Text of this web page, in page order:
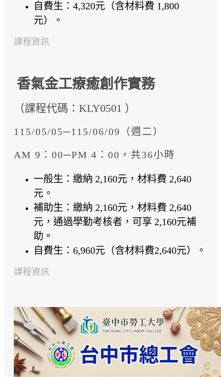
自費生：4,320元（含材料費 1,800
元）。
課程資訊
香氣金工療癒創作實務
（課程代碼：KLY0501 ）
115/05/05─115/06/09（週二）
AM 9：00─PM 4：00，共36小時
一般生：繳納 2,160元，材料費 2,640
元。
補助生：繳納 2,160元，材料費 2,640
元，通過學勤考核者，可享 2,160元補
助。
自費生：6,960元（含材料費2,640元）。
課程資訊